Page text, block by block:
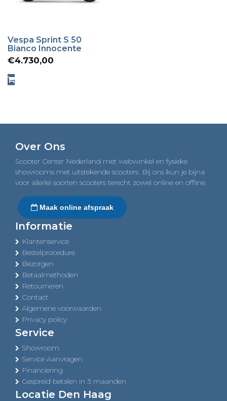
Vespa Sprint S 50
Bianco Innocente
€4.730,00
Over Ons
Scooter Center Nederland met webwinkel en fysieke
showrooms met uitstekende scooters. Bij ons kun je bijna
voor allerlei soorten scooters terecht zowel online en offline.
Maak online afspraak
Informatie
Klantenservice
Bestelprocedure
Bezorgen
Betaalmethoden
Retourneren
Contact
Algemene voorwaarden
Privacy policy
Service
Showroom
Service Aanvragen
Financiering
Gespreid betalen in 3 maanden
Locatie Den Haag